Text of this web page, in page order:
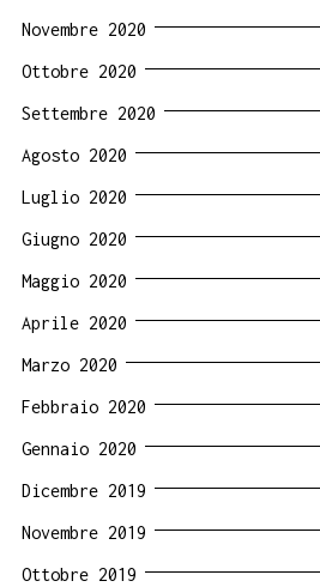
Novembre 2020
Ottobre 2020
Settembre 2020
Agosto 2020
Luglio 2020
Giugno 2020
Maggio 2020
Aprile 2020
Marzo 2020
Febbraio 2020
Gennaio 2020
Dicembre 2019
Novembre 2019
Ottobre 2019